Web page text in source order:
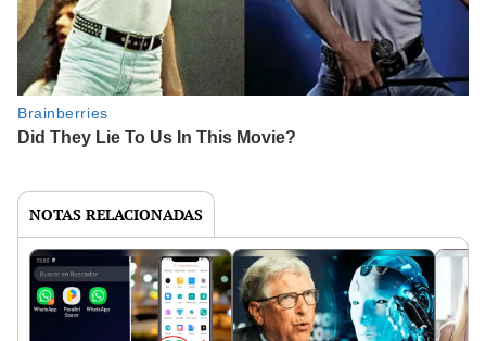
NOTAS RELACIONADAS